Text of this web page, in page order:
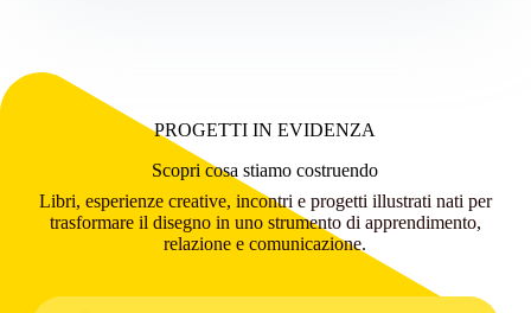
PROGETTI IN EVIDENZA
Scopri cosa stiamo costruendo
Libri, esperienze creative, incontri e progetti illustrati nati per
trasformare il disegno in uno strumento di apprendimento,
relazione e comunicazione.